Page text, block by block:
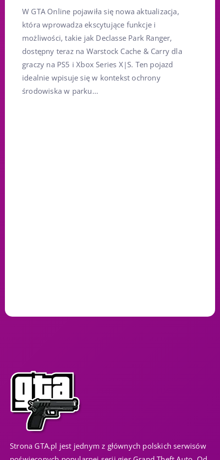
W GTA Online pojawiła się nowa aktualizacja,
która wprowadza ekscytujące funkcje i
możliwości, takie jak Declasse Park Ranger,
dostępny teraz na Warstock Cache & Carry dla
graczy na PS5 i Xbox Series X|S. Ten pojazd
idealnie wpisuje się w kontekst ochrony
środowiska w parku...
Strona GTA.pl jest jednym z głównych polskich serwisów